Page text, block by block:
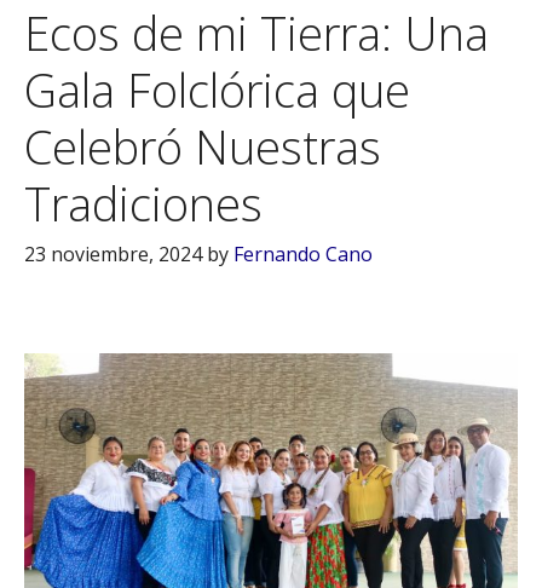
Ecos de mi Tierra: Una
Gala Folclórica que
Celebró Nuestras
Tradiciones
23 noviembre, 2024by Fernando Cano